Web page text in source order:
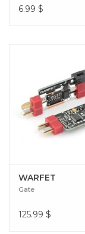
6.99 $
WARFET
Gate
125.99 $